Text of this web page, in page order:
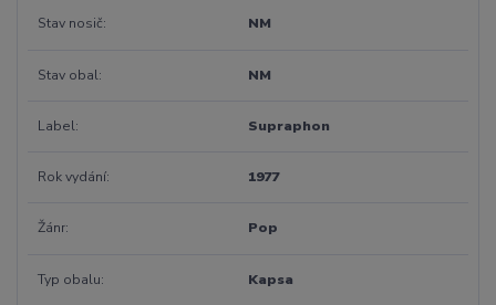
Stav nosič NM
Stav obal NM
Label Supraphon
Rok vydání 1977
Žánr Pop
Typ obalu Kapsa